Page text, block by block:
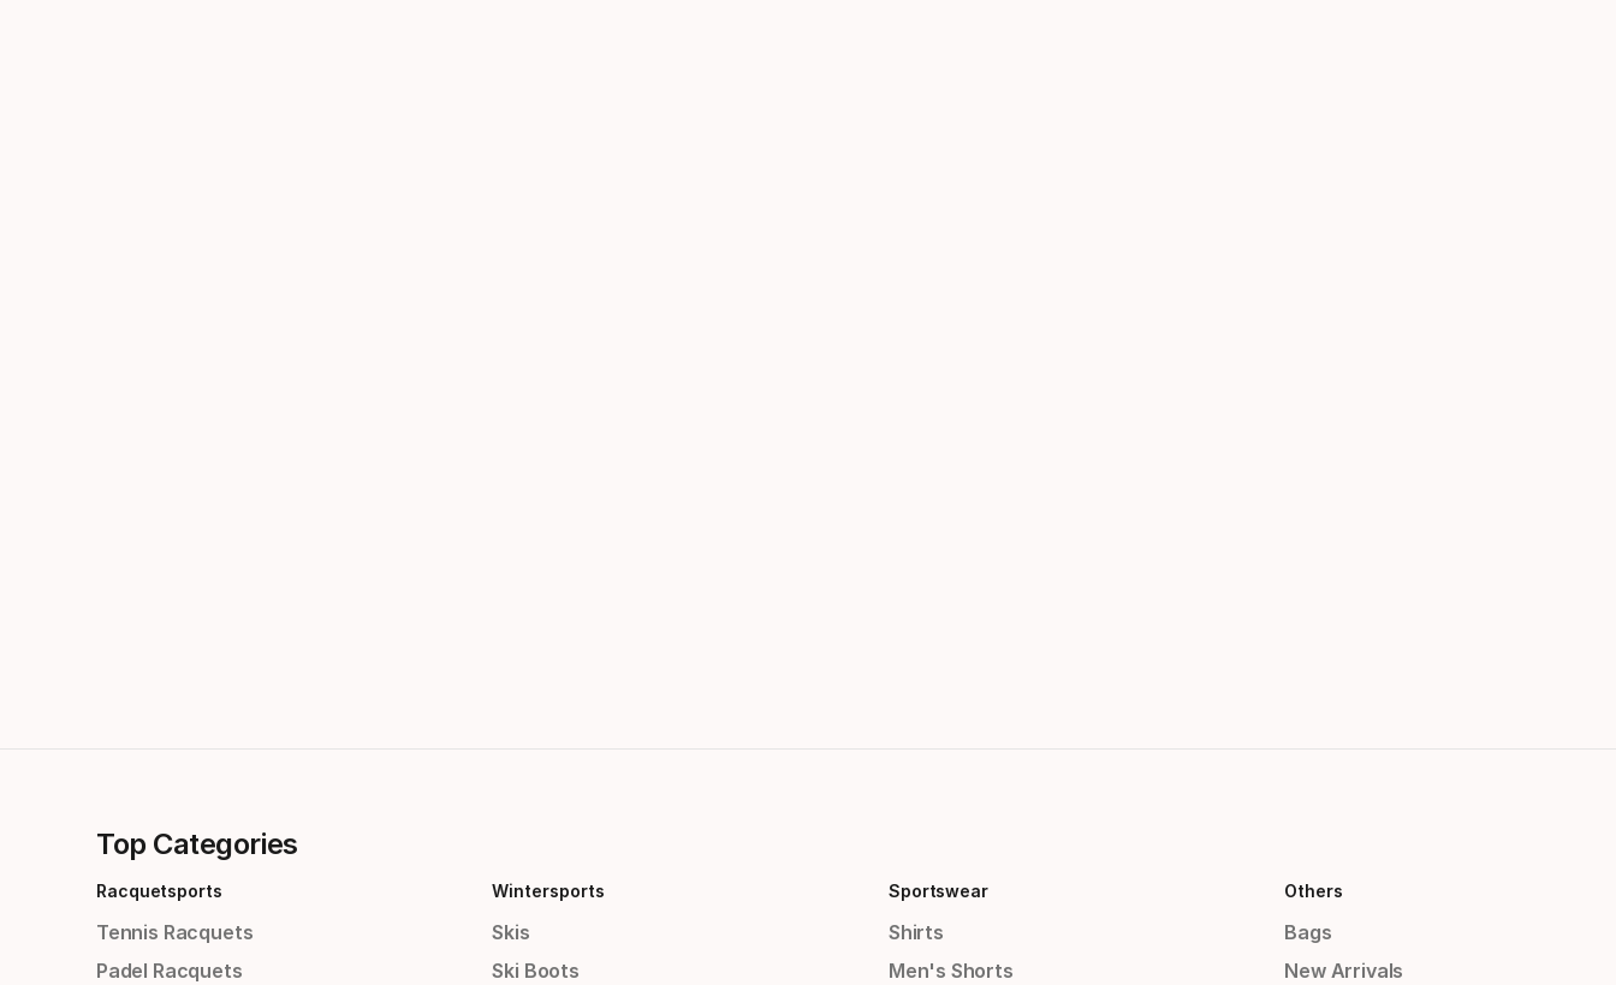
Top Categories
Racquetsports
Tennis Racquets
Padel Racquets
Wintersports
Skis
Ski Boots
Sportswear
Shirts
Men's Shorts
Others
Bags
New Arrivals